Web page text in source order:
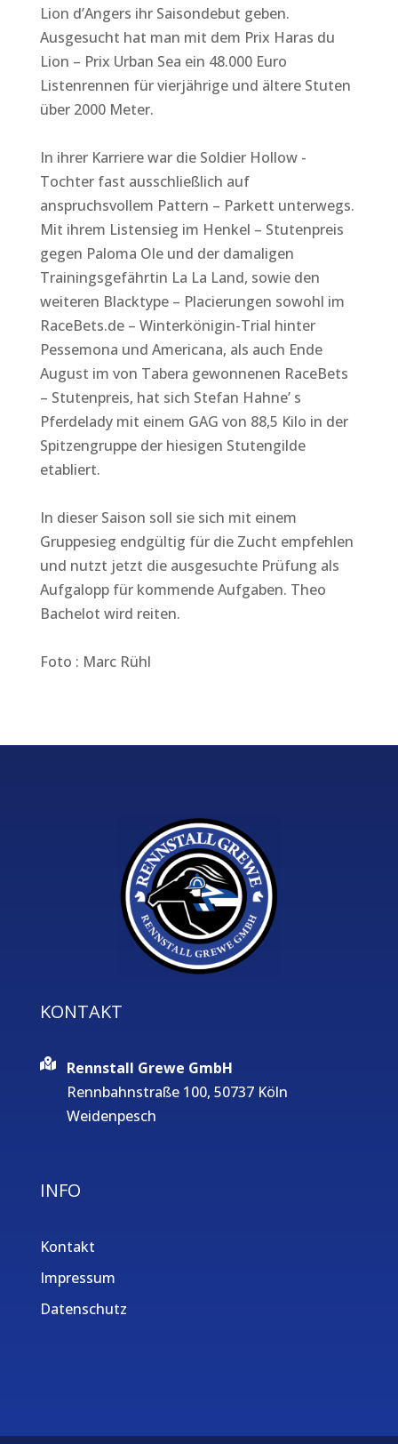
Lion d’Angers ihr Saisondebut geben.
Ausgesucht hat man mit dem Prix Haras du
Lion – Prix Urban Sea ein 48.000 Euro
Listenrennen für vierjährige und ältere Stuten
über 2000 Meter.
In ihrer Karriere war die Soldier Hollow -
Tochter fast ausschließlich auf
anspruchsvollem Pattern – Parkett unterwegs.
Mit ihrem Listensieg im Henkel – Stutenpreis
gegen Paloma Ole und der damaligen
Trainingsgefährtin La La Land, sowie den
weiteren Blacktype – Placierungen sowohl im
RaceBets.de – Winterkönigin-Trial hinter
Pessemona und Americana, als auch Ende
August im von Tabera gewonnenen RaceBets
– Stutenpreis, hat sich Stefan Hahne’ s
Pferdelady mit einem GAG von 88,5 Kilo in der
Spitzengruppe der hiesigen Stutengilde
etabliert.
In dieser Saison soll sie sich mit einem
Gruppesieg endgültig für die Zucht empfehlen
und nutzt jetzt die ausgesuchte Prüfung als
Aufgalopp für kommende Aufgaben. Theo
Bachelot wird reiten.
Foto : Marc Rühl
KONTAKT
Rennstall Grewe GmbH
Rennbahnstraße 100, 50737 Köln
Weidenpesch
INFO
Kontakt
Impressum
Datenschutz